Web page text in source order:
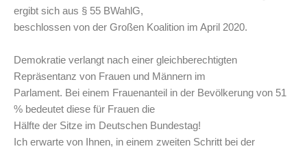
ergibt sich aus § 55 BWahlG,
beschlossen von der Großen Koalition im April 2020.
Demokratie verlangt nach einer gleichberechtigten
Repräsentanz von Frauen und Männern im
Parlament. Bei einem Frauenanteil in der Bevölkerung von 51
% bedeutet diese für Frauen die
Hälfte der Sitze im Deutschen Bundestag!
Ich erwarte von Ihnen, in einem zweiten Schritt bei der